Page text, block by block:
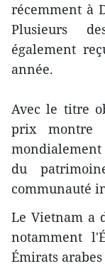
récemment à
Plusieurs
également
année.
Avec le titre
prix montre
du
communauté
Le Vietnam a
notamment
Émirats